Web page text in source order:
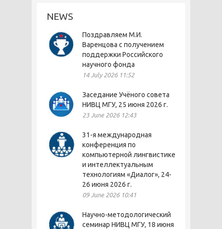
NEWS
Поздравляем М.И.
Варенцова с получением
поддержки Российского
научного фонда
14 July 2026 11:52
Заседание Учёного совета
НИВЦ МГУ, 25 июня 2026 г.
23 June 2026 12:43
31-я международная
конференция по
компьютерной лингвистике
и интеллектуальным
технологиям «Диалог», 24-
26 июня 2026 г.
09 June 2026 10:41
Научно-методологический
семинар НИВЦ МГУ, 18 июня